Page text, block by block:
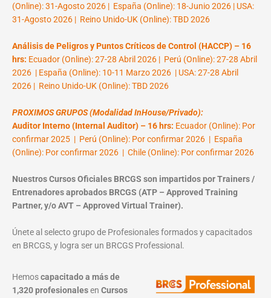
(Online): 31-Agosto 2026 | España (Online): 18-Junio 2026 | USA:
31-Agosto 2026 | Reino Unido-UK (Online): TBD 2026
Análisis de Peligros y Puntos Críticos de Control (HACCP) – 16
hrs: Ecuador (Online): 27-28 Abril 2026 | Perú (Online): 27-28 Abril
2026 | España (Online): 10-11 Marzo 2026 | USA: 27-28 Abril
2026 | Reino Unido-UK (Online): TBD 2026
PROXIMOS GRUPOS (Modalidad InHouse/Privado):
Auditor Interno (Internal Auditor) – 16 hrs: Ecuador (Online): Por
confirmar 2025 | Perú (Online): Por confirmar 2026 | España
(Online): Por confirmar 2026 | Chile (Online): Por confirmar 2026
Nuestros Cursos Oficiales BRCGS son impartidos por Trainers /
Entrenadores aprobados BRCGS (ATP – Approved Training
Partner, y/o AVT – Approved Virtual Trainer).
Únete al selecto grupo de Profesionales formados y capacitados
en BRCGS, y logra ser un BRCGS Professional.
Hemoscapacitado a más de
1,320 profesionalesen Cursos